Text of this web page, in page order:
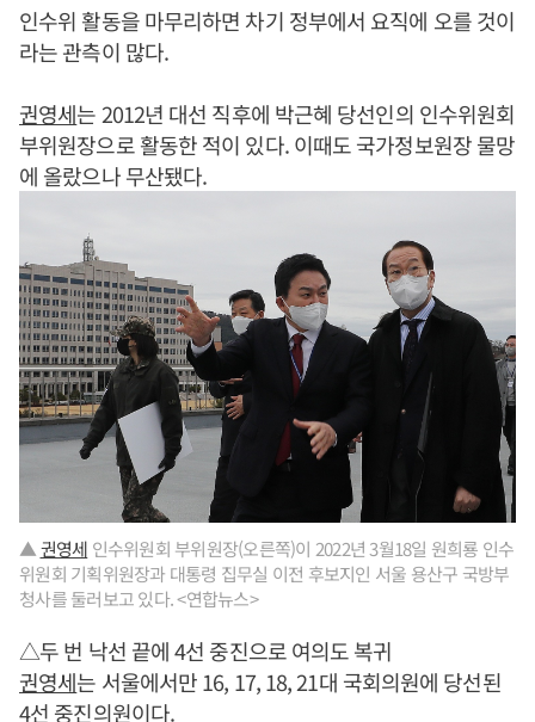
인수위 활동을 마무리하면 차기 정부에서 요직에 오를 것이
라는 관측이 많다.
권영세는 2012년 대선 직후에 박근혜 당선인의 인수위원회
부위원장으로 활동한 적이 있다. 이때도 국가정보원장 물망
에 올랐으나 무산됐다.
▲권영세 인수위원회 부위원장(오른쪽)이 2022년 3월18일 원희룡 인수
위원회 기획위원장과 대통령 집무실 이전 후보지인 서울 용산구 국방부
청사를 둘러보고 있다. <연합뉴스>
△두 번 낙선 끝에 4선 중진으로 여의도 복귀
권영세는 서울에서만 16, 17, 18, 21대 국회의원에 당선된
4선 중진의원이다.